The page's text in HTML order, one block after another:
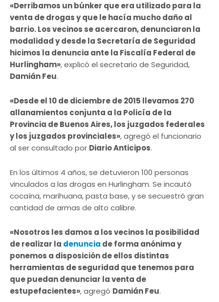
«Derribamos un búnker que era utilizado para la
venta de drogas y que le hacía mucho daño al
barrio. Los vecinos se acercaron, denunciaron la
modalidad y desde la Secretaría de Seguridad
hicimos la denuncia ante la Fiscalía Federal de
Hurlingham», explicó el secretario de Seguridad,
Damián Feu.
«Desde el 10 de diciembre de 2015 llevamos 270
allanamientos conjunta a la Policía de la
Provincia de Buenos Aires, los juzgados federales
y los juzgados provinciales», agregó el funcionario
al ser consultado por Diario Anticipos.
En los últimos 4 años, se detuvieron 100 personas
vinculados a las drogas en Hurlingham. Se incautó
cocaína, marihuana, pasta base, y se secuestró gran
cantidad de armas de alto calibre.
«Nosotros les damos a los vecinos la posibilidad
de realizar la denuncia de forma anónima y
ponemos a disposición de ellos distintas
herramientas de seguridad que tenemos para
que puedan denunciar la venta de
estupefacientes», agregó Damián Feu.